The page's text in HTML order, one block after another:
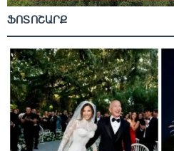
ՖՈՏՈՇԱՐՔ